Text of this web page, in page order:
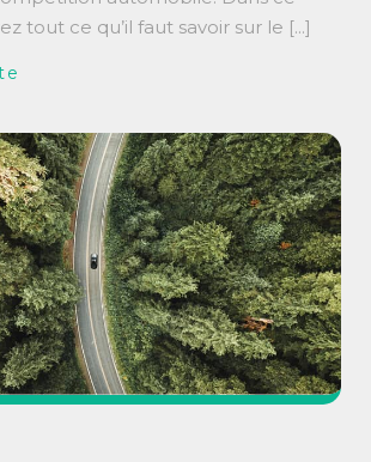
tout ce qu’il faut savoir sur le [...]